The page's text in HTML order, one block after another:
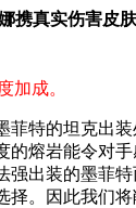
加成。
特的坦克出装
的熔岩能令对
强出装的墨菲
择。因此我们